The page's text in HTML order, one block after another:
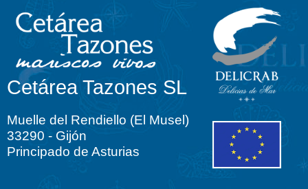
Cetárea Tazones SL
Muelle del Rendiello (El Musel)
33290 - Gijón
Principado de Asturias